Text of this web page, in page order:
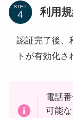
STEP 利用
認証完了後、
トが有効化さ
電話
可能